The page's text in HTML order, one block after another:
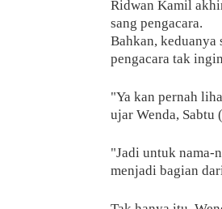
Ridwan Kamil
sang pengacara.
Bahkan, keduanya
pengacara tak
"Ya kan pernah
ujar Wenda, Sabtu
"Jadi untuk nama-
menjadi bagian